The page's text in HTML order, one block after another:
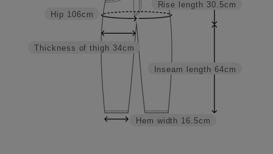
Inseam length 64cm
Rise length 30.5cm
Hem width 16.5cm
Thickness of thigh 34cm
Hip 106cm